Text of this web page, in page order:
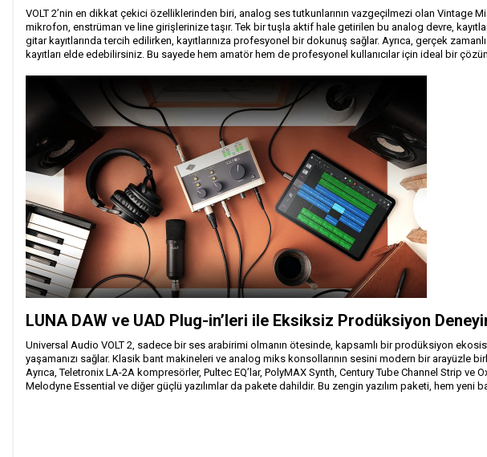
VOLT 2’nin en dikkat çekici özelliklerinden biri, analog ses tutkunlarının vazgeçilmezi olan
mikrofon, enstrüman ve line girişlerinize taşır. Tek bir tuşla aktif hale getirilen bu analog devre,
gitar kayıtlarında tercih edilirken, kayıtlarınıza profesyonel bir dokunuş sağlar. Ayrıca, gerçek
kayıtları elde edebilirsiniz. Bu sayede hem amatör hem de profesyonel kullanıcılar için ideal bir
LUNA DAW ve UAD Plug-in’leri ile Eksiksiz Prodüksiyon
Universal Audio VOLT 2, sadece bir ses arabirimi olmanın ötesinde, kapsamlı bir prodüksiyon
yaşamanızı sağlar. Klasik bant makineleri ve analog miks konsollarının sesini modern bir arayüzle
Ayrıca, Teletronix LA-2A kompresörler, Pultec EQ’lar, PolyMAX Synth, Century Tube Channel Strip
Melodyne Essential ve diğer güçlü yazılımlar da pakete dahildir. Bu zengin yazılım paketi, hem